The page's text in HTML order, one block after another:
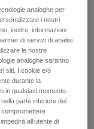
livello delle ossa
analoghe per
i nostri
inoltre, informazioni
di servizi di analisi
le nostre
analoghe saranno
siti. I cookie e/o
durante la
in qualsiasi momento
parte inferiore del
compromettere
all’utente di